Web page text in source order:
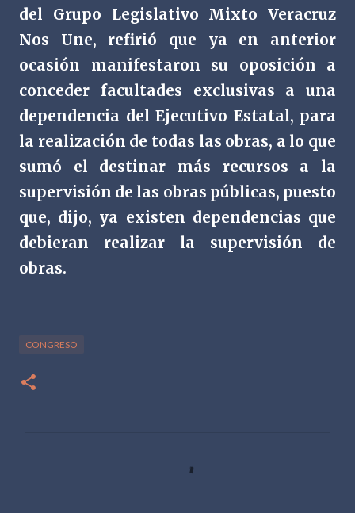
del Grupo Legislativo Mixto Veracruz
Nos Une, refirió que ya en anterior
ocasión manifestaron su oposición a
conceder facultades exclusivas a una
dependencia del Ejecutivo Estatal, para
la realización de todas las obras, a lo que
sumó el destinar más recursos a la
supervisión de las obras públicas, puesto
que, dijo, ya existen dependencias que
debieran realizar la supervisión de
obras.
CONGRESO